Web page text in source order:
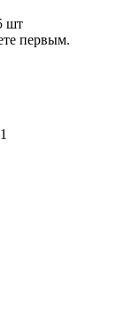
шт
первым.